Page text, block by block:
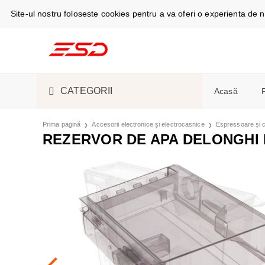
CATEGORII
TELEFOANE ȘI TABLETE CABLURI
HUSE,
ÎNCĂRCARE
ACCESORII ELECTRONICE
ȘI ELECTROCASNICE
ÎNGRIJIRE
FRIGIDERE
PIESE DE SCHIMB
Masini
Aer
Stații și
LICHIDARE STOC
SUVENIRURI
Acasă
Prima pagină Accesorii electronice și electrocasnice Espressoare și
REZERVOR DE APA
Site-ul nostru foloseste cookies pentru a va oferi o experienta de